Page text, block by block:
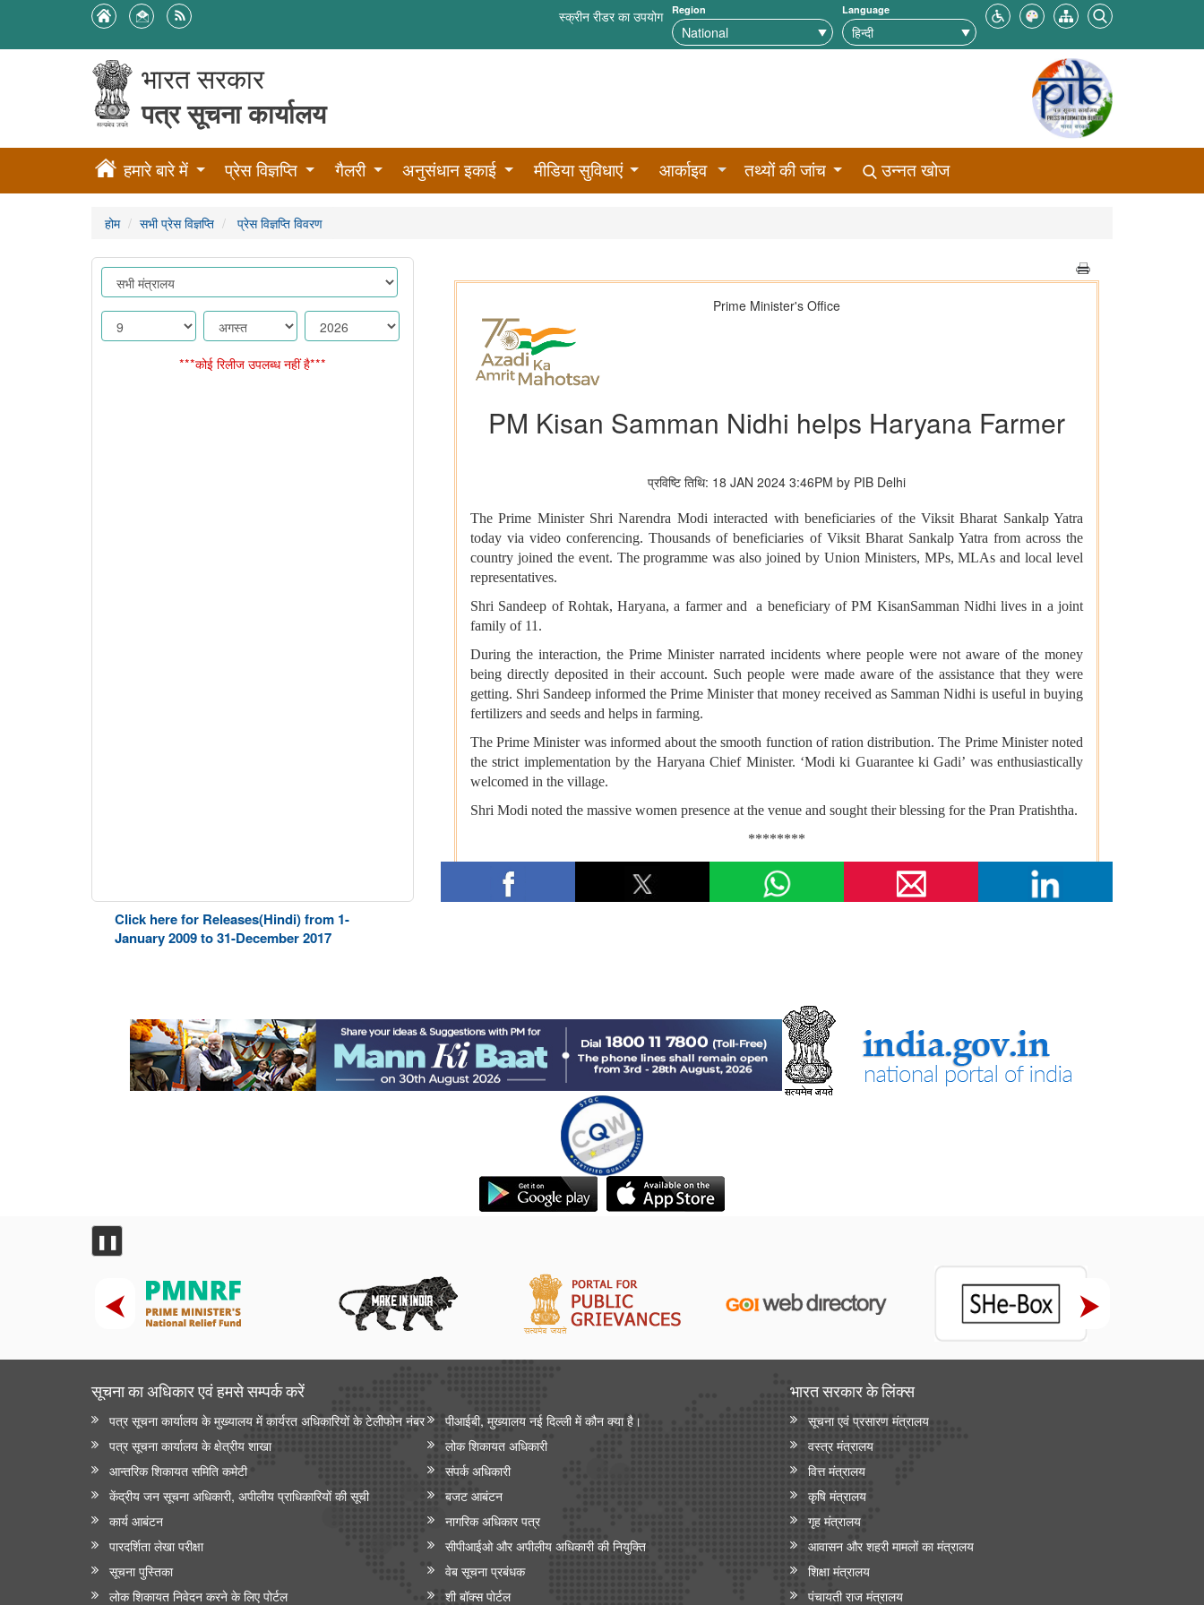
स्क्रीन रीडर का उपयोग Region Language
भारत सरकार
पत्र सूचना कार्यालय
हमारे बारे में प्रेस विज्ञप्ति गैलरी अनुसंधान इकाई मीडिया सुविधाएं आर्काइव तथ्यों की जांच उन्नत खोज
होम सभी प्रेस विज्ञप्ति प्रेस विज्ञप्ति विवरण
***कोई रिलीज उपलब्ध नहीं है***
Click here for Releases(Hindi) from 1-
January 2009 to 31-December 2017
❚❚
सूचना का अधिकार एवं हमसे सम्‍पर्क करें
पत्र सूचना कार्यालय के मुख्यालय में कार्यरत अधिकारियों के टेलीफोन नंबर
पीआईबी, मुख्यालय नई दिल्ली में कौन क्या है।
पत्र सूचना कार्यालय के क्षेत्रीय शाखा
लोक शिकायत अधिकारी
आन्‍तरिक शिकायत समिति कमेटी
संपर्क अधिकारी
केंद्रीय जन सूचना अधिकारी, अपीलीय प्राधिकारियों की सूची
बजट आबंटन
कार्य आबंटन
नागरिक अधिकार पत्र
पारदर्शिता लेखा परीक्षा
सीपीआईओ और अपी‍लीय अधिकारी की नियुक्ति
सूचना पुस्तिका
वेब सूचना प्रबंधक
लोक शिकायत निवेदन करने के लिए पोर्टल
शी बॉक्स पोर्टल
भारत सरकार के लिंक्‍स
सूचना एवं प्रसारण मंत्रालय
वस्त्र मंत्रालय
वित्त मंत्रालय
कृषि मंत्रालय
गृह मंत्रालय
आवासन और शहरी मामलों का मंत्रालय
शिक्षा मंत्रालय
पंचायती राज मंत्रालय